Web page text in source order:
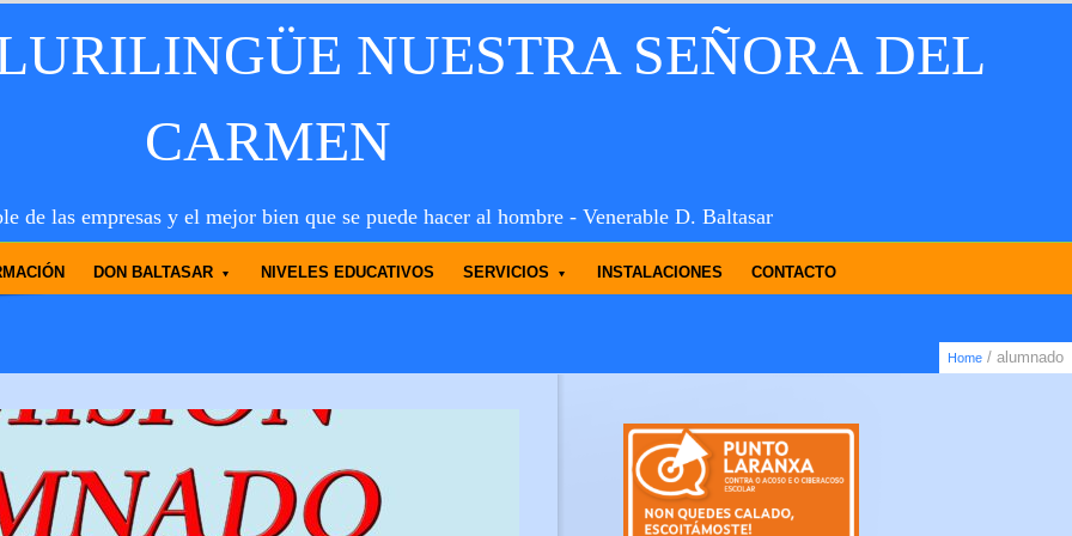
NUESTRA SEÑORA DEL
CARMEN
de las empresas y el mejor bien que se puede hacer al hombre - Venerable D. Baltasar
DON BALTASAR NIVELES EDUCATIVOS SERVICIOS INSTALACIONES CONTACTO
Home / alumnado